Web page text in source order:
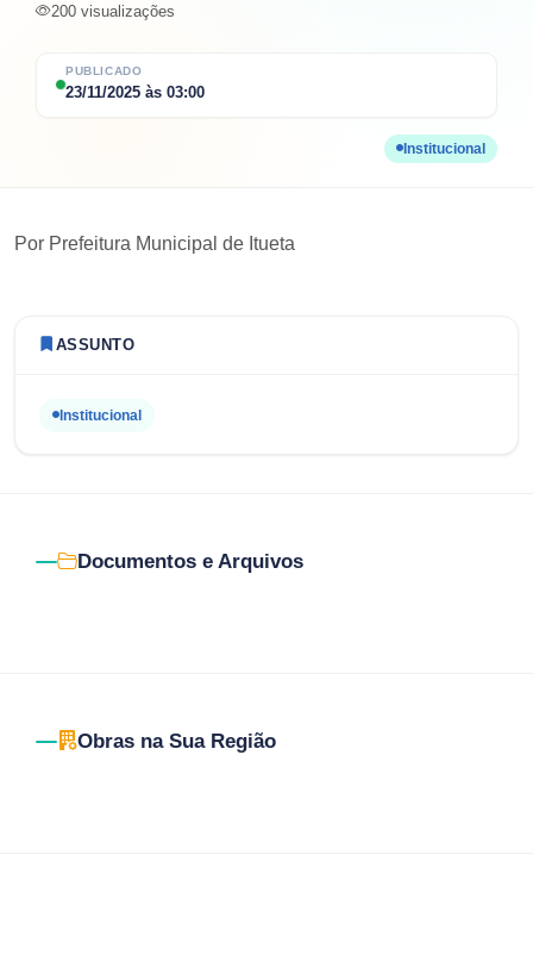
PUBLICADO
23/11/2025 às 03:00
Institucional
200 visualizações
Por Prefeitura Municipal de Itueta
ASSUNTO
Institucional
Documentos e Arquivos
Obras na Sua Região